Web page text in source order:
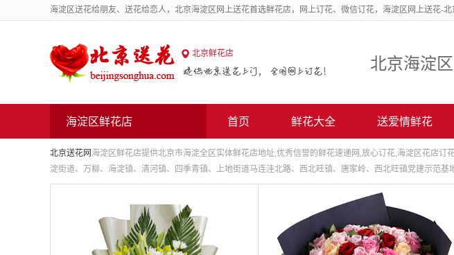
海淀区送花给朋友、送花给恋人，北京海淀区网上送花首选鲜花店，网上订花、微信订花，海淀区网上送花-北
北京送花网
北京鲜花店
提供海淀区鲜花店网上
北京海淀
海淀区鲜花店 首页 鲜花大全 送爱情鲜花
北京送花网 海淀区鲜花店提供北京市海淀全区实体鲜花店地址,优秀信誉的鲜花速递网,放心订花,海淀区花店
淀街道、万柳、海淀镇、清河镇、四季青镇、上地街道马连洼北路、西北旺镇、唐家岭、西北旺镇党建示范